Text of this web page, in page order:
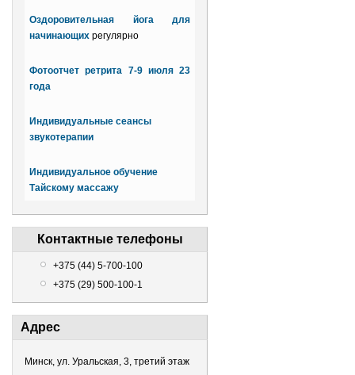
Оздоровительная йога для
начинающих регулярно
Фотоотчет ретрита 7-9 июля 23
года
Индивидуальные сеансы
звукотерапии
Индивидуальное обучение
Тайскому массажу
Контактные телефоны
+375 (44) 5-700-100
+375 (29) 500-100-1
Адрес
Минск, ул. Уральская, 3, третий этаж